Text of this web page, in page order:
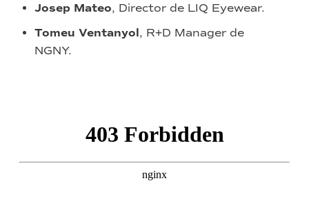
Josep Mateo, Director de LIQ Eyewear.
Tomeu Ventanyol, R+D Manager de
NGNY.